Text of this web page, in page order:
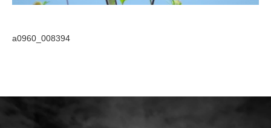
a0960_008394